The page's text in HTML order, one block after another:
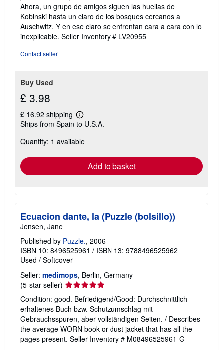
Ahora, un grupo de amigos siguen las huellas de
Kobinski hasta un claro de los bosques cercanos a
Auschwitz. Y en ese claro se enfrentan cara a cara con lo
inexplicable. Seller Inventory # LV20955
Contact seller
Buy Used
£ 3.98
£ 16.92 shipping
Learn
more
shipping
Ships from Spain to U.S.A.
Quantity: 1 available
Add to basket
Ecuacion dante, la (Puzzle (bolsillo))
Jensen, Jane
Published by Puzzle., 2006
ISBN 10: 8496525961 / ISBN 13: 9788496525962
Used / Softcover
Seller: medimops, Berlin, Germany
(5-star seller) Seller
rating
5
out
of
5
stars
Condition: good. Befriedigend/Good: Durchschnittlich
erhaltenes Buch bzw. Schutzumschlag mit
Gebrauchsspuren, aber vollständigen Seiten. / Describes
the average WORN book or dust jacket that has all the
pages present. Seller Inventory # M08496525961-G